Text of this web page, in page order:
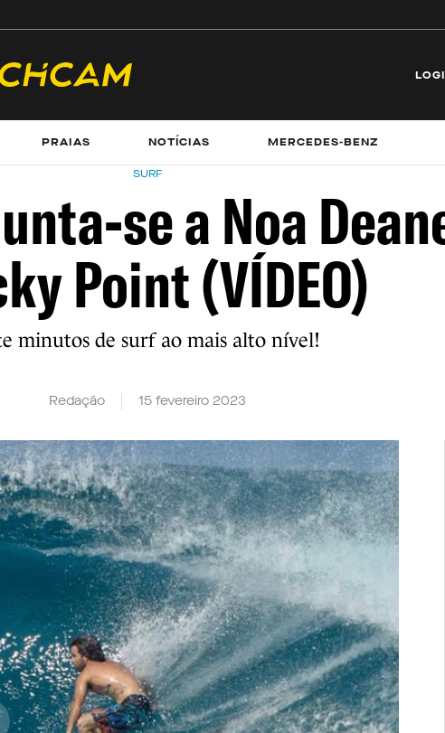
PRAIAS NOTÍCIAS MERCEDES-BENZ
SURF
se a Noa
Point (VÍDEO)
minutos de surf ao mais alto nível!
Redação 15 fevereiro 2023